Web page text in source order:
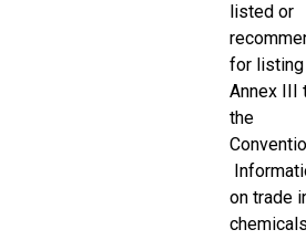
listed or
for listing
Annex III
the
on trade